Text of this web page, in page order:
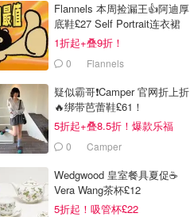
Flannels 本周捡漏王👍阿迪厚
底鞋£27 Self Portrait连衣裙
£63
1折起+叠9折！
0 Flannels
疑似霸哥❗️Camper 官网折上折
🔥绑带芭蕾鞋£61！
5折起+叠8.5折！爆款乐福
£68！
0 Camper
Wedgwood 皇室餐具夏促☕️
Vera Wang茶杯£12
5折起！吸管杯£22